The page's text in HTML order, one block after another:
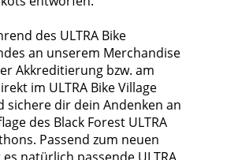
des ULTRA Bike
an unserem Merchandise
Akkreditierung bzw. am
im ULTRA Bike Village
sichere dir dein Andenken an
des Black Forest ULTRA
Passend zum neuen